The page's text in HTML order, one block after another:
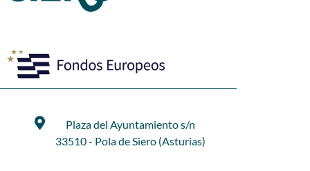
Plaza del Ayuntamiento s/n
33510 - Pola de Siero (Asturias)